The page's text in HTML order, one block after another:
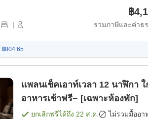
|
฿
รวมภาษีและค่าธ
฿804.65
แพลนเช็คเอาท์เวลา 12 นาฬิกา
อาหารเช้าฟรี− [เฉพาะห้องพัก]
ยกเลิกฟรีได้ถึง 22 ส.ค. ไม่รวมมื้ออา